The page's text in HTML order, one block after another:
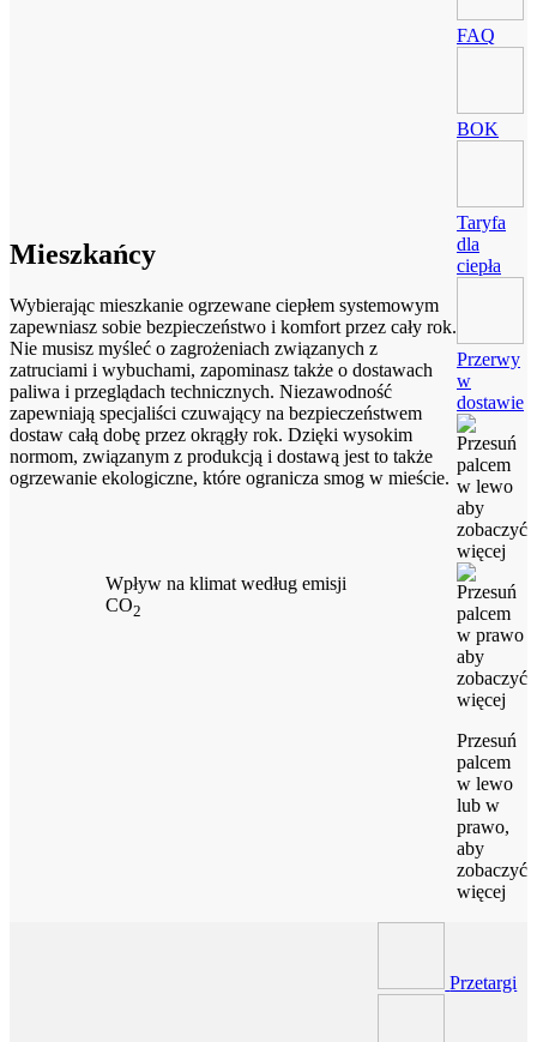
Mieszkańcy
Wybierając mieszkanie ogrzewane ciepłem systemowym
zapewniasz sobie bezpieczeństwo i komfort przez cały rok.
Nie musisz myśleć o zagrożeniach związanych z
zatruciami i wybuchami, zapominasz także o dostawach
paliwa i przeglądach technicznych. Niezawodność
zapewniają specjaliści czuwający na bezpieczeństwem
dostaw całą dobę przez okrągły rok. Dzięki wysokim
normom, związanym z produkcją i dostawą jest to także
ogrzewanie ekologiczne, które ogranicza smog w mieście.
Wpływ na klimat według emisji
CO2
FAQ
BOK
Taryfa
dla
ciepła
Przerwy
w
dostawie
Przesuń
palcem
w lewo
lub w
prawo,
aby
zobaczyć
więcej
Przetargi